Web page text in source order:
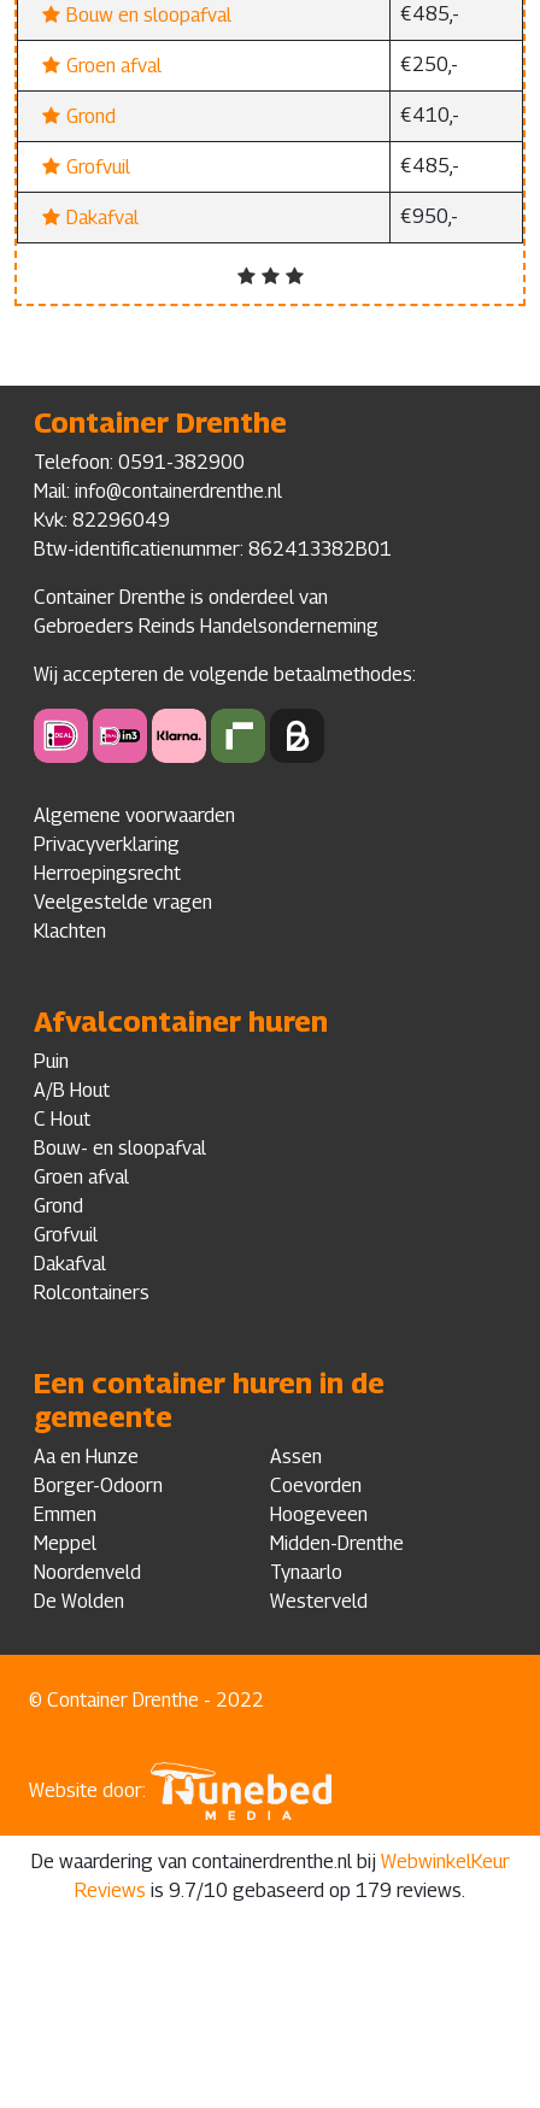
Bouw en sloopafval €485,-
Groen afval €250,-
Grond €410,-
Grofvuil €485,-
Dakafval €950,-
Container Drenthe
Telefoon: 0591-382900
Mail: info@containerdrenthe.nl
Kvk: 82296049
Btw-identificatienummer: 862413382B01
Container Drenthe is onderdeel van
Gebroeders Reinds Handelsonderneming
Wij accepteren de volgende betaalmethodes:
Algemene voorwaarden
Privacyverklaring
Herroepingsrecht
Veelgestelde vragen
Klachten
Afvalcontainer huren
Puin
A/B Hout
C Hout
Bouw- en sloopafval
Groen afval
Grond
Grofvuil
Dakafval
Rolcontainers
Een container huren in de
gemeente
Aa en Hunze
Assen
Borger-Odoorn
Coevorden
Emmen
Hoogeveen
Meppel
Midden-Drenthe
Noordenveld
Tynaarlo
De Wolden
Westerveld
© Container Drenthe - 2022
Website door:
De waardering van containerdrenthe.nl bij WebwinkelKeur
Reviews is 9.7/10 gebaseerd op 179 reviews.